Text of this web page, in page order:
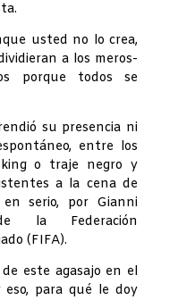
usted no lo crea,
a los meros-
porque todos se
su presencia ni
entre los
o traje negro y
a la cena de
serio, por Gianni
la Federación
(FIFA).
este agasajo en el
eso, para qué le doy